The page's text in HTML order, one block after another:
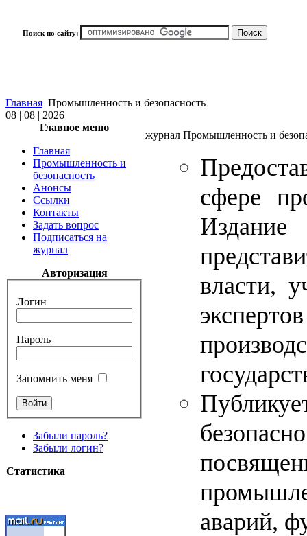
Поиск по сайту:
Главная Промышленность и безопасность
08 | 08 | 2026
Главное меню
Главная
Промышленность и
безопасность
Анонсы
Ссылки
Контакты
Задать вопрос
Подписаться на
журнал
Авторизация
Логин
Пароль
Запомнить меня
Забыли пароль?
Забыли логин?
Статистика
журнал Промышленность и
сфере
власти,
аварий,